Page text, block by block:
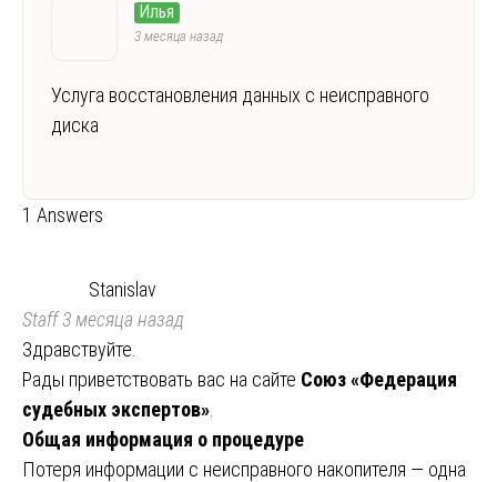
Илья
3 месяца назад
Услуга восстановления данных с неисправного
диска
1 Answers
Stanislav
Staff3 месяца назад
Здравствуйте.
Рады приветствовать вас на сайте Союз «Федерация
судебных экспертов»
Общая информация о процедуре
Потеря информации с неисправного накопителя — одна